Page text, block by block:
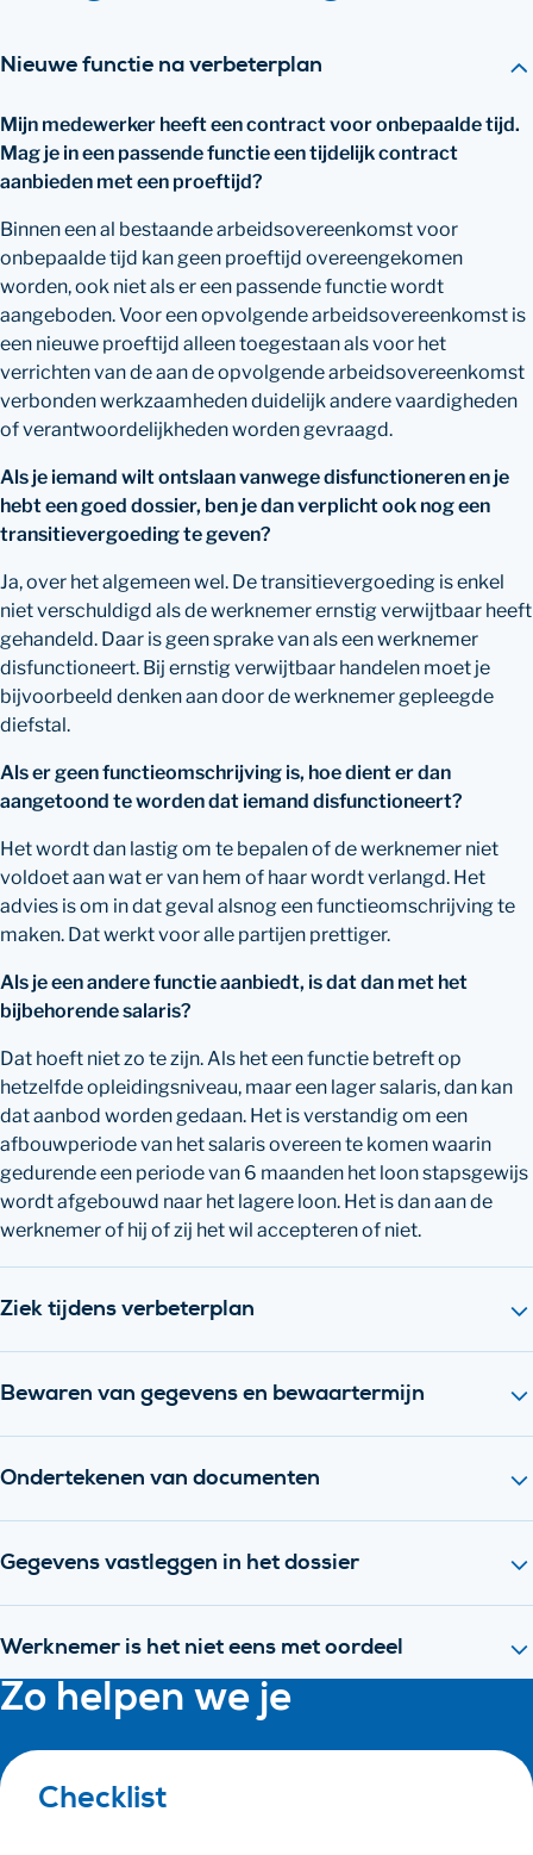
Nieuwe functie na verbeterplan
Mijn medewerker heeft een contract voor onbepaalde tijd.
Mag je in een passende functie een tijdelijk contract
aanbieden met een proeftijd?
Binnen een al bestaande arbeidsovereenkomst voor
onbepaalde tijd kan geen proeftijd overeengekomen
worden, ook niet als er een passende functie wordt
aangeboden. Voor een opvolgende arbeidsovereenkomst is
een nieuwe proeftijd alleen toegestaan als voor het
verrichten van de aan de opvolgende arbeidsovereenkomst
verbonden werkzaamheden duidelijk andere vaardigheden
of verantwoordelijkheden worden gevraagd.
Als je iemand wilt ontslaan vanwege disfunctioneren en je
hebt een goed dossier, ben je dan verplicht ook nog een
transitievergoeding te geven?
Ja, over het algemeen wel. De transitievergoeding is enkel
niet verschuldigd als de werknemer ernstig verwijtbaar heeft
gehandeld. Daar is geen sprake van als een werknemer
disfunctioneert. Bij ernstig verwijtbaar handelen moet je
bijvoorbeeld denken aan door de werknemer gepleegde
diefstal.
Als er geen functieomschrijving is, hoe dient er dan
aangetoond te worden dat iemand disfunctioneert?
Het wordt dan lastig om te bepalen of de werknemer niet
voldoet aan wat er van hem of haar wordt verlangd. Het
advies is om in dat geval alsnog een functieomschrijving te
maken. Dat werkt voor alle partijen prettiger.
Als je een andere functie aanbiedt, is dat dan met het
bijbehorende salaris?
Dat hoeft niet zo te zijn. Als het een functie betreft op
hetzelfde opleidingsniveau, maar een lager salaris, dan kan
dat aanbod worden gedaan. Het is verstandig om een
afbouwperiode van het salaris overeen te komen waarin
gedurende een periode van 6 maanden het loon stapsgewijs
wordt afgebouwd naar het lagere loon. Het is dan aan de
werknemer of hij of zij het wil accepteren of niet.
Ziek tijdens verbeterplan
Bewaren van gegevens en bewaartermijn
Ondertekenen van documenten
Gegevens vastleggen in het dossier
Werknemer is het niet eens met oordeel
Zo helpen we je
Checklist